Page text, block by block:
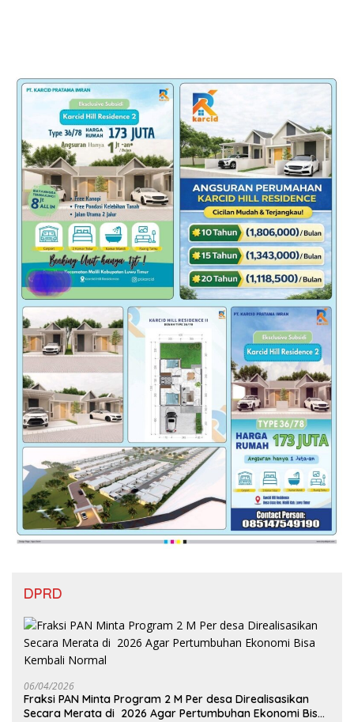
DPRD
06/04/2026
Fraksi PAN Minta Program 2 M Per desa Direalisasikan
Secara Merata di 2026 Agar Pertumbuhan Ekonomi Bisa